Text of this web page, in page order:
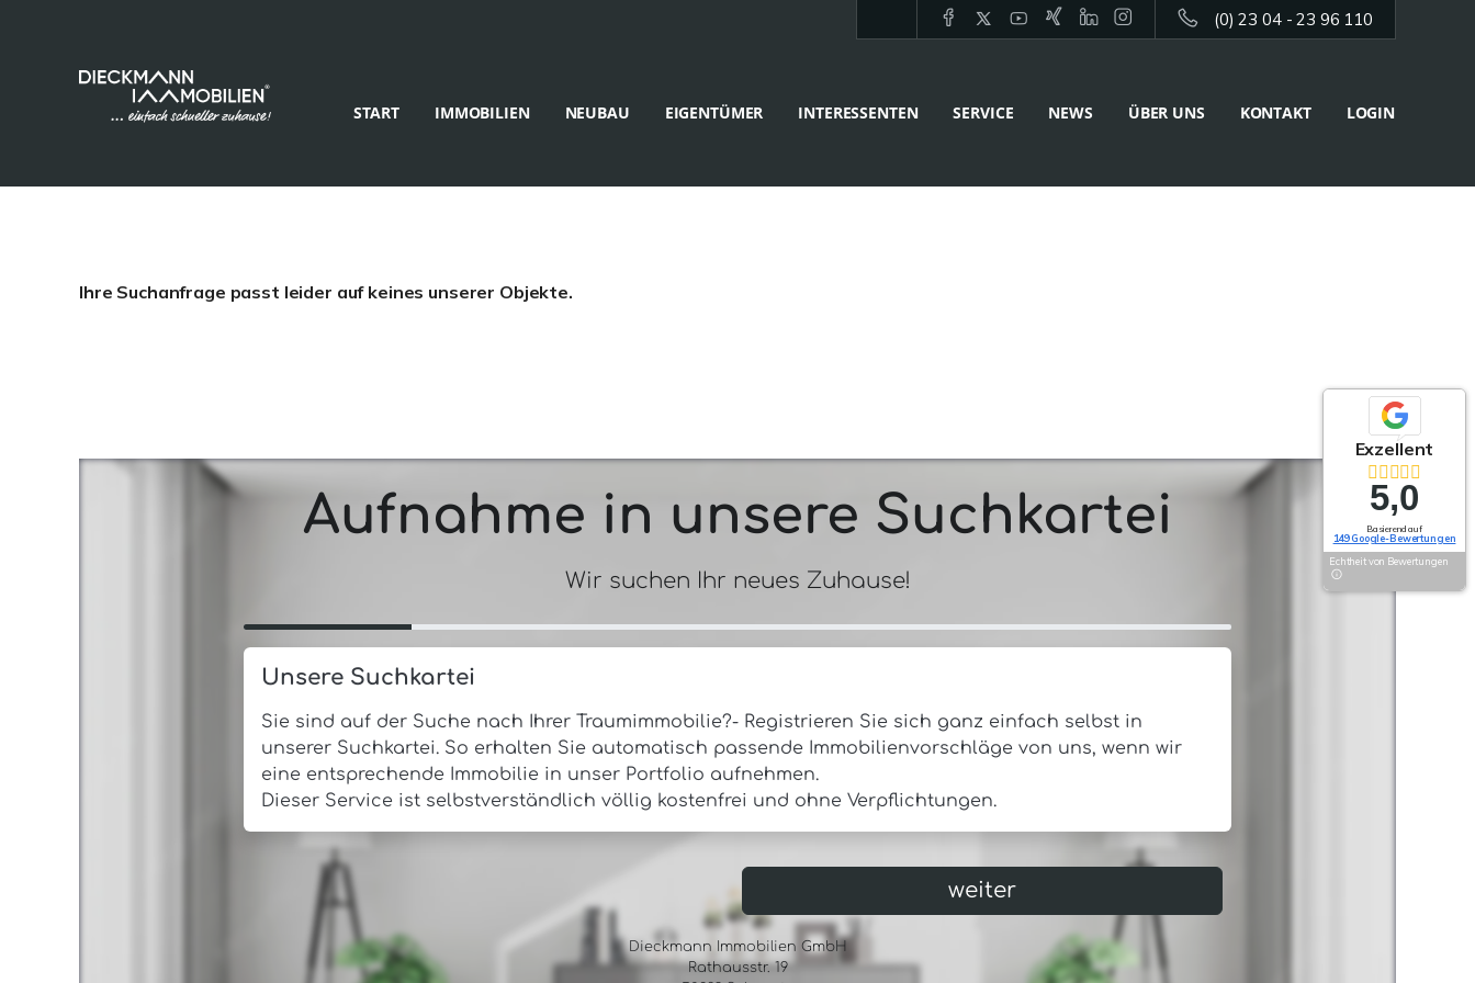
(0) 23 04 - 23 96 110
START IMMOBILIEN NEUBAU EIGENTÜMER INTERESSENTEN SERVICE NEWS ÜBER UNS KONTAKT LOGIN
Ihre Suchanfrage passt leider auf keines unserer Objekte.
Exzellent
5,0
Basierend auf
149 Google-Bewertungen
Echtheit von Bewertungen